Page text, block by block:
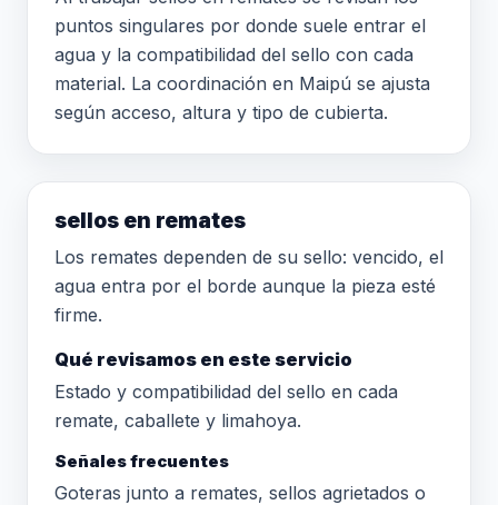
puntos singulares por donde suele entrar el
agua y la compatibilidad del sello con cada
material. La coordinación en Maipú se ajusta
según acceso, altura y tipo de cubierta.
sellos en remates
Los remates dependen de su sello: vencido, el
agua entra por el borde aunque la pieza esté
firme.
Qué revisamos en este servicio
Estado y compatibilidad del sello en cada
remate, caballete y limahoya.
Señales frecuentes
Goteras junto a remates, sellos agrietados o